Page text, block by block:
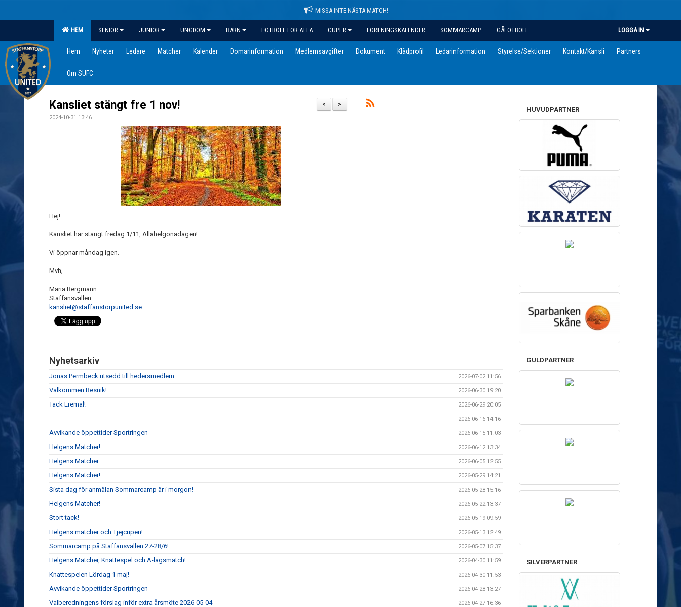
MISSA INTE NÄSTA MATCH!
HEM SENIOR JUNIOR UNGDOM BARN FOTBOLL FÖR ALLA CUPER FÖRENINGSKALENDER SOMMARCAMP GÅFOTBOLL LOGGA IN
Hem Nyheter Ledare Matcher Kalender Domarinformation Medlemsavgifter Dokument Klädprofil Ledarinformation Styrelse/Sektioner Kontakt/Kansli Partners
Om SUFC
>
<
Kansliet stängt fre 1 nov!
2024-10-31 13:46
Hej!
Kansliet har stängt fredag 1/11, Allahelgonadagen!
Vi öppnar måndag igen.
Mvh,
Maria Bergmann
Staffansvallen
kansliet@staffanstorpunited.se
Nyhetsarkiv
Jonas Permbeck utsedd till hedersmedlem 2026-07-02 11:56
Välkommen Besnik! 2026-06-30 19:20
Tack Eremal! 2026-06-29 20:05
2026-06-16 14:16
Avvikande öppettider Sportringen 2026-06-15 11:03
Helgens Matcher! 2026-06-12 13:34
Helgens Matcher 2026-06-05 12:55
Helgens Matcher! 2026-05-29 14:21
Sista dag för anmälan Sommarcamp är i morgon! 2026-05-28 15:16
Helgens Matcher! 2026-05-22 13:37
Stort tack! 2026-05-19 09:59
Helgens matcher och Tjejcupen! 2026-05-13 12:49
Sommarcamp på Staffansvallen 27-28/6! 2026-05-07 15:37
Helgens Matcher, Knattespel och A-lagsmatch! 2026-04-30 11:59
Knattespelen Lördag 1 maj! 2026-04-30 11:53
Avvikande öppettider Sportringen 2026-04-28 13:27
Valberedningens förslag inför extra årsmöte 2026-05-04 2026-04-27 16:36
HUVUDPARTNER
GULDPARTNER
SILVERPARTNER